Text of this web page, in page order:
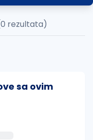
rezultata)
sa ovim